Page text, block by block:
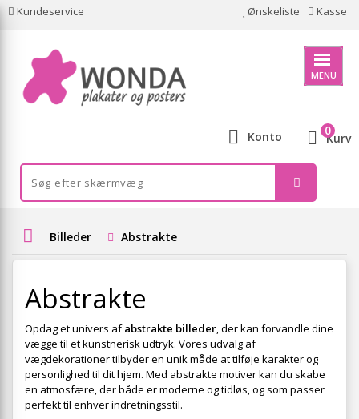
Kundeservice Ønskeliste Kasse
MENU
Konto Kurv
0
Billeder Abstrakte
Abstrakte
Opdag et univers afabstrakte billeder, der kan forvandle dine
vægge til et kunstnerisk udtryk. Vores udvalg af
vægdekorationer tilbyder en unik måde at tilføje karakter og
personlighed til dit hjem. Med abstrakte motiver kan du skabe
en atmosfære, der både er moderne og tidløs, og som passer
perfekt til enhver indretningsstil.